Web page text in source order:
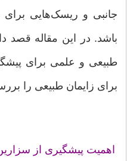
جانبی و ریسک‌هایی برای
باشد. در این مقاله
طبیعی و علمی برای
برای زایمان طبیعی را
اهمیت پیشگیری از